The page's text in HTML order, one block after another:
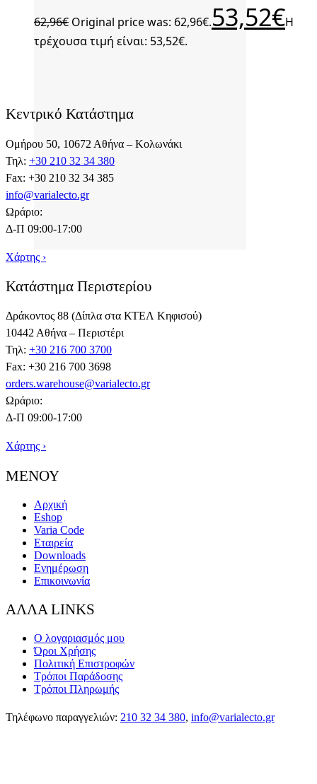
62,96€ Original price was: 62,96€.53,52€Η
τρέχουσα τιμή είναι: 53,52€.
Κεντρικό Κατάστημα
Ομήρου 50, 10672 Αθήνα – Κολωνάκι
Τηλ: +30 210 32 34 380
Fax: +30 210 32 34 385
info@varialecto.gr
Ωράριο:
Δ-Π 09:00-17:00
Χάρτης ›
Κατάστημα Περιστερίου
Δράκοντος 88 (Δίπλα στα ΚΤΕΛ Κηφισού)
10442 Αθήνα – Περιστέρι
Τηλ: +30 216 700 3700
Fax: +30 216 700 3698
orders.warehouse@varialecto.gr
Ωράριο:
Δ-Π 09:00-17:00
Χάρτης ›
ΜΕΝΟΥ
Αρχική
Eshop
Varia Code
Εταιρεία
Downloads
Ενημέρωση
Επικοινωνία
ΑΛΛΑ LINKS
Ο λογαριασμός μου
Όροι Χρήσης
Πολιτική Επιστροφών
Τρόποι Παράδοσης
Τρόποι Πληρωμής
Τηλέφωνο παραγγελιών: 210 32 34 380, info@varialecto.gr